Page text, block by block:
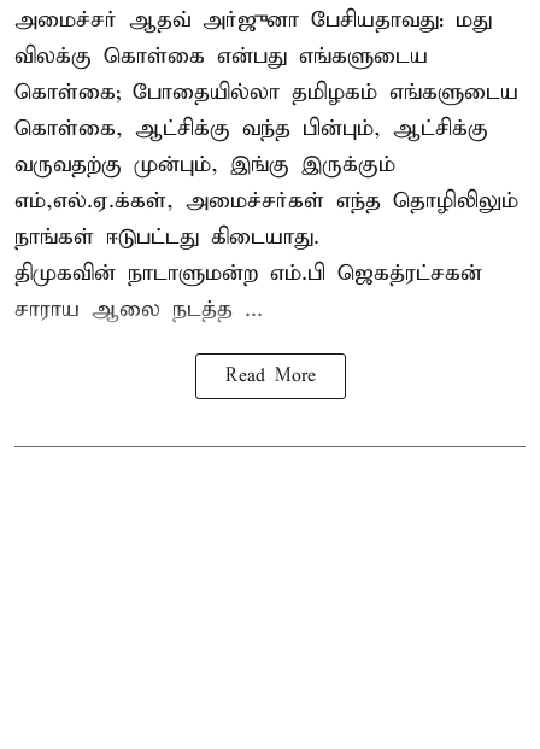
அமைச்சர் ஆதவ் அர்ஜுனா பேசியதாவது: மது
விலக்கு கொள்கை என்பது எங்களுடைய
கொள்கை; போதையில்லா தமிழகம் எங்களுடைய
கொள்கை, ஆட்சிக்கு வந்த பின்பும், ஆட்சிக்கு
வருவதற்கு முன்பும், இங்கு இருக்கும்
எம்,எல்.ஏ.க்கள், அமைச்சர்கள் எந்த தொழிலிலும்
நாங்கள் ஈடுபட்டது கிடையாது.
திமுகவின் நாடாளுமன்ற எம்.பி ஜெகத்ரட்சகன்
சாராய ஆலை நடத்த ...
Read More